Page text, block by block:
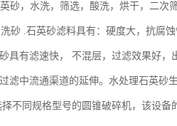
砂，水洗，筛选，酸洗，烘干，二次
砂 .石英砂滤料具有：硬度大，抗腐
具有滤速快， 不混层，过滤效果好，
中流通渠道的延伸。水处理石英砂生
不同规格型号的圆锥破碎机，该设备